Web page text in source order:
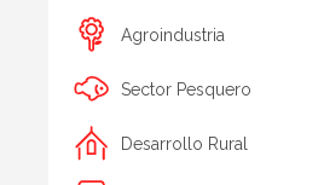
Agroindustria
Sector Pesquero
Desarrollo Rural